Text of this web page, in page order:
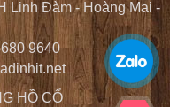
Linh Đàm - Hoàng Mai -
9640
HỒ CỔ